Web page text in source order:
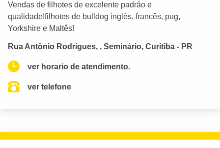
Vendas de filhotes de excelente padrão e
qualidade!filhotes de bulldog inglês, francês, pug,
Yorkshire e Maltês!
Rua Antônio Rodrigues, , Seminário, Curitiba - PR
ver horario de atendimento.
ver telefone